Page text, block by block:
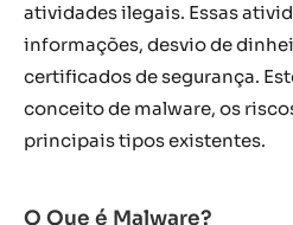
atividades ilegais. Essas
informações, desvio de
certificados de segurança.
conceito de malware, os
principais tipos existentes.
O Que é Malware?